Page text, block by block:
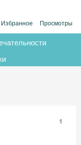
Избранное Просмотры
1